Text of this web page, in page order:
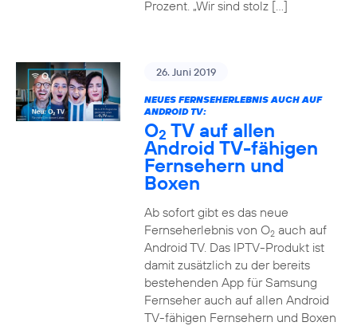
Prozent. „Wir sind stolz […]
26. Juni 2019
NEUES FERNSEHERLEBNIS AUCH AUF
ANDROID TV:
O2 TV auf allen
Android TV-fähigen
Fernsehern und
Boxen
Ab sofort gibt es das neue
Fernseherlebnis von O2auch auf
Android TV. Das IPTV-Produkt ist
damit zusätzlich zu der bereits
bestehenden App für Samsung
Fernseher auch auf allen Android
TV-fähigen Fernsehern und Boxen